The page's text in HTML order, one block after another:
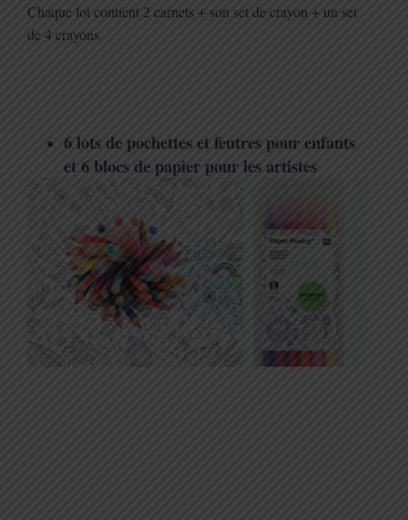
Chaque lot contient 2 carnets + son set de crayon + un set
de 4 crayons
6 lots de pochettes et feutres pour enfants
et 6 blocs de papier pour les artistes